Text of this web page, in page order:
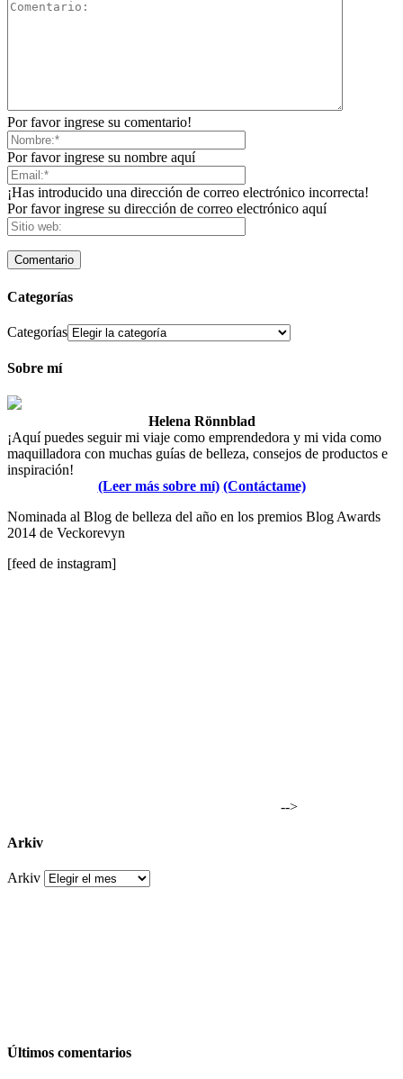
Por favor ingrese su comentario!
Por favor ingrese su nombre aquí
¡Has introducido una dirección de correo electrónico incorrecta!
Por favor ingrese su dirección de correo electrónico aquí
Categorías
Categorías
Sobre mí
Helena Rönnblad
¡Aquí puedes seguir mi viaje como emprendedora y mi vida como
maquilladora con muchas guías de belleza, consejos de productos e
inspiración!
(Leer más sobre mí) (Contáctame)
Nominada al Blog de belleza del año en los premios Blog Awards
2014 de Veckorevyn
[feed de instagram]
-->
Arkiv
Arkiv
Últimos comentarios